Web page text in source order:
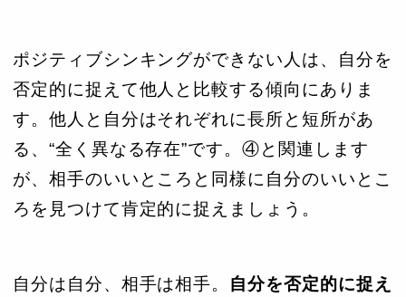
ポジティブシンキングができない人は、自分を
否定的に捉えて他人と比較する傾向にありま
す。他人と自分はそれぞれに長所と短所があ
る、“全く異なる存在”です。④と関連します
が、相手のいいところと同様に自分のいいとこ
ろを見つけて肯定的に捉えましょう。
自分は自分、相手は相手。 自分を否定的に捉え